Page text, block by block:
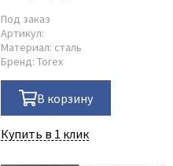
Под заказ
Артикул:
Материал: сталь
Бренд: Torex
В корзину
Купить в 1 клик